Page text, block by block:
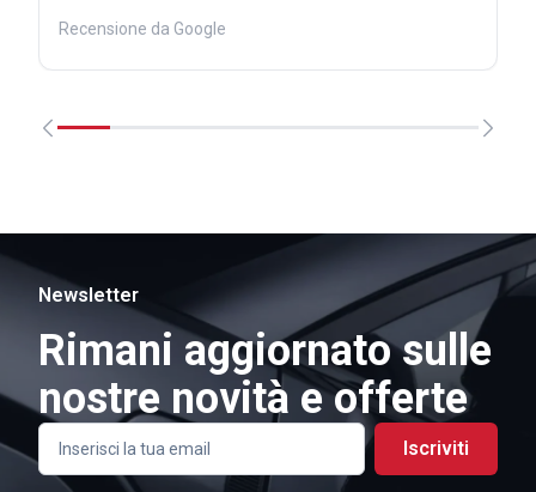
Recensione da Google
Newsletter
Rimani aggiornato sulle
nostre novità e offerte
Iscriviti